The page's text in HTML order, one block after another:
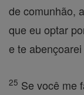
de comunhão,
que eu optar
e te abençoarei
25 Se você me